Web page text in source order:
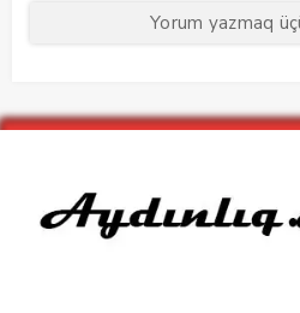
Yorum yazmaq